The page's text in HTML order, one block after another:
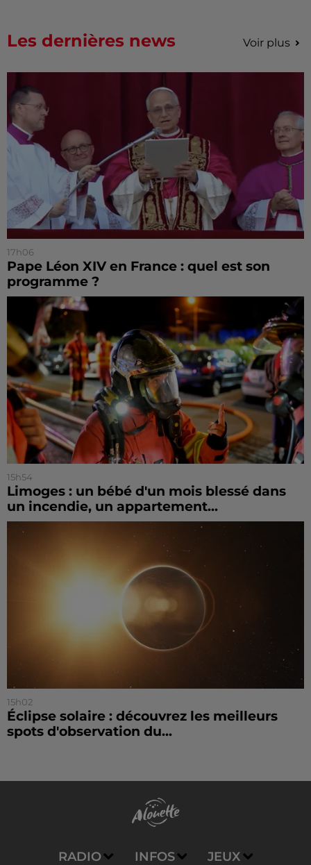
Les dernières news Voir plus
17h06
Pape Léon XIV en France : quel est son
programme ?
15h54
Limoges : un bébé d'un mois blessé dans
un incendie, un appartement...
15h02
Éclipse solaire : découvrez les meilleurs
spots d'observation du...
RADIO INFOS JEUX